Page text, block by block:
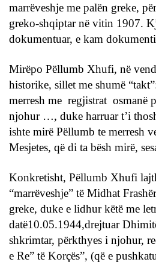
marrëveshje me palën greke,
greko-shqiptar në vitin 1907.
dokumentuar, e kam
Mirëpo Pëllumb Xhufi, në
historike, sillet me shumë
merresh me regjistrat osmanë
njohur …, duke harruar t’i
ishte mirë Pëllumb te merresh
Mesjetes, që di ta bësh mirë,
Konkretisht, Pëllumb Xhufi
“marrëveshje” të Midhat
greke, duke e lidhur këtë me
datë10.05.1944,drejtuar
shkrimtar, përkthyes i njohur,
e Re” të Korçës”, (që e